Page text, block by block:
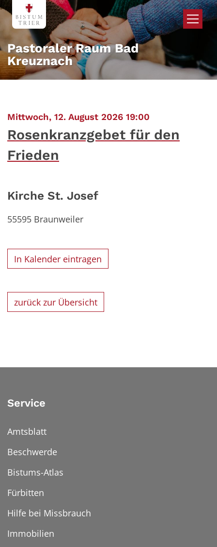
Zum Inhalt springen
Pastoraler Raum Bad
Kreuznach
Mittwoch, 12. August 2026 19:00
Rosenkranzgebet für den
Frieden
Kirche St. Josef
55595 Braunweiler
In Kalender eintragen
zurück zur Übersicht
Service
Amtsblatt
Beschwerde
Bistums-Atlas
Fürbitten
Hilfe bei Missbrauch
Immobilien